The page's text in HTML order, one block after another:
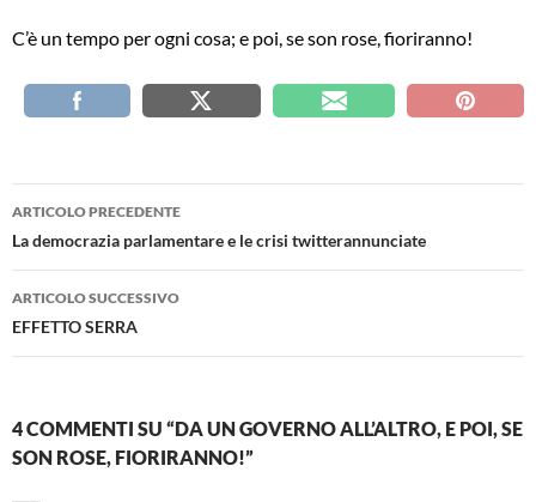
C’è un tempo per ogni cosa; e poi, se son rose, fioriranno!
Navigazione
articolo
ARTICOLO PRECEDENTE
La democrazia parlamentare e le crisi twitterannunciate
ARTICOLO SUCCESSIVO
EFFETTO SERRA
4 COMMENTI SU “DA UN GOVERNO ALL’ALTRO, E POI, SE
SON ROSE, FIORIRANNO!”